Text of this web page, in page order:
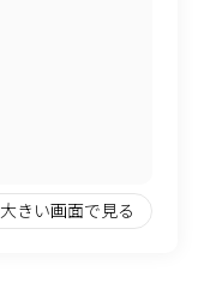
大きい画面で見る